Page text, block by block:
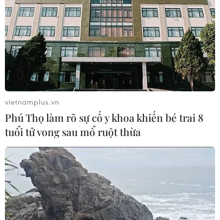
CƠ QUAN CHỦ QUẢN: THÔNG TẤN XÃ VIỆT NAM
Tổng Biên tập: TRẦN TIẾN DUẨN
Phó Tổng Biên tập: NGUYỄN THỊ TÁM, KHÚC THANH
THỦY
Sở hữu trí tuệ
Quy định sử dụng
RSS
Hỗ trợ
Dịch vụ tin
Liên hệ
vietnamplus.vn
Phú Thọ làm rõ sự cố y khoa khiến bé trai 8
tuổi tử vong sau mổ ruột thừa